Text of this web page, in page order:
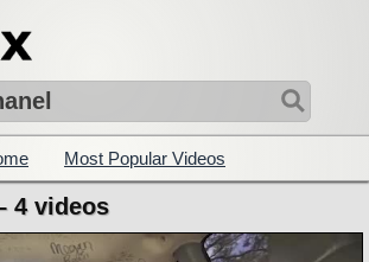
Most Popular Videos
4 videos